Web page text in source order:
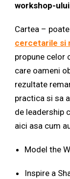
workshop-
Cartea – poate
cercetarile si
propune celor
care oameni
rezultate
practica si sa
de leadership
aici asa cum
Model the
Inspire a